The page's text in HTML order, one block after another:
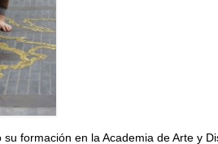
formación en la Academia de Arte y